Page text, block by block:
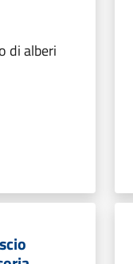
di alberi